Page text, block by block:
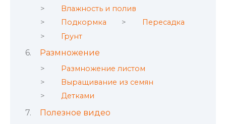
Влажность и полив
Подкормка
Пересадка
Грунт
Размножение
Размножение листом
Выращивание из семян
Детками
Полезное видео